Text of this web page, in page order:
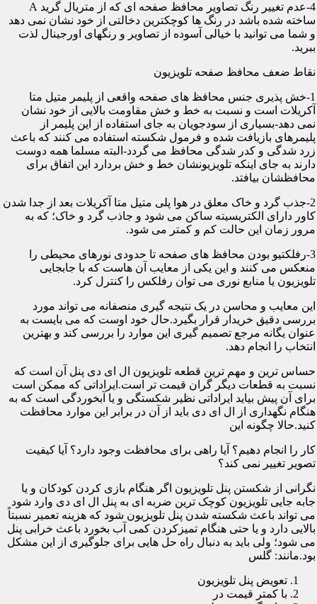
4-عدم تغییر رنگ تصاویر محافظ صفحه ای که از متریال گرید A
ساخته شده باشد در رنگ ها کوچکترین دخالتی از خود نشان نمی دهد
و شما می توانید با خیالی آسوده از تصاویر و رنگهای اورجینال لذت
ببرید.
نقاط ضعف محافظ صفحه تلویزیون
1-خش پذیری جنس محافظ های صفحه واقعی از پلیمر متیل متا
آکریلات است و نسبت به خط و خش مقاومت بالایی از خود نشان
نمی دهد-بسیاری از سودجویان به جای استفاده از این پلیمر از
پلیمرهای بازیافت شده و فرمول شکسته استفاده می کنند که باعث
زرد شدگی و کدر شدگی محافظ می گردد-البته مسلما همه دوست
دارند به جای اینکه تلویزیونشان خط و خش بردارد این اتفاق برای
محافظشان بیافتد.
2-جذب گرد و خاک معلق در هوا پلی متیل متا آکریلات بعد از جدا شدن
کاور دارای الکتریسیته ساکن می شود و جاذب گرد و خاک؛ که به
مرور زمان این حالت کم و کمتر می شود.
3-رفلکتیو بودن محافظ های صفحه تا حدودی نورهای محیطی را
منعکس می کنند و این یکی از معایب آن هاست که با جابجایی
تلویزیون یا منابع نوری می توان رفلکس را کنترل کرد.
این معایب و محاسن در یک نتیجه گیری منصفانه می تواند مورد
بررسی دقیق خریدار قرار بگیرد.حال خود اوست که می بایست به
عنوان یگانه مرجع تصمیم گیری این موارد را بررسی کند و بهترین
انتخاب را انجام دهد.
حساس ترین و مهم ترین قطعه تلویزیون ال ای دی پنل آن است که
نسبت به قطعات دیگر گران قیمت تر است.ایراداتی که ممکن است
برای آن پیش بیاید ایراداتی نظیر شکستگی و یا آبخوردگی است که به
هنگام نگهداری از ال ای دی باید از آن در برابر این موارد محافظت
کنید.حالا چگونه این
کار را انجام دهیم؟ آیا راهی برای محافظت وجود دارد؟ آیا کیفیت
تصویر تغییر نمی کند؟
نگرانی از شکستن پنل تلویزیون اگر هنگام بازی کردن کودکان و یا
جابه جایی تلویزیون کوچک ترین ضربه ای به پنل ال ای دی وارد شود
می تواند باعث شکسته شدن پنل تلویزیون شود که هزینه تعمیر نسبتاً
بالایی دارد و یا حتی هنگام تمیزکردن کمی آب بخورد باعث خرابی پنل
می شود؛ ولی باید به دنبال راه حل هایی برای جلوگیری از این مشکل
بود.مانند: گلس
تعویض پنل تلویزیون
با کمتر قیمت در